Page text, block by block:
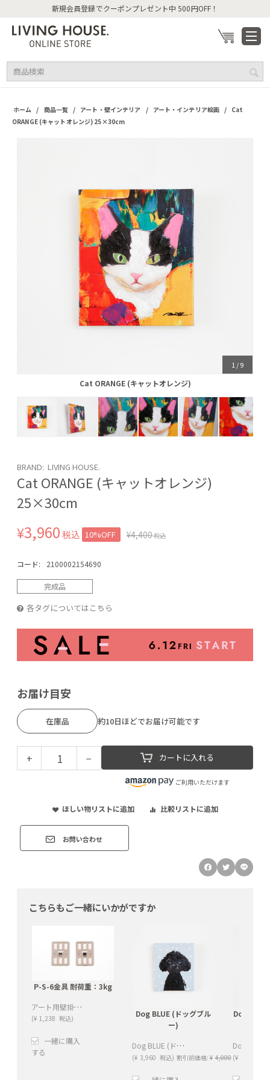
新規会員登録でクーポンプレゼント中 500円OFF！
ホーム / 商品一覧 / アート・壁インテリア / アート・インテリア絵画 / Cat
ORANGE (キャットオレンジ) 25×30cm
Cat ORANGE (キャットオレンジ)
1 /9
Cat ORANGE (キャットオレンジ)
BRAND: LIVING HOUSE.
Cat ORANGE (キャットオレンジ)
25×30cm
¥3,960税込 10%OFF ¥4,400税込
コード: 2100002154690
完成品
各タグについてはこちら
お届け目安
在庫品 約10日ほどでお届け可能です
+ − カートに入れる
ご利用いただけます
ほしい物リストに追加 比較リストに追加
お問い合わせ
こちらもご一緒にいかがですか
P-S-6金具 耐荷重：3kg
アート用壁掛けフック（２枚セット）耐荷重：3kg
(¥ 1,238 税込)
一緒に購入
する
Dog BLUE (ドッグブル
ー)
Dog BLUE (ドッグブルー) 25×30cm *
(¥ 3,960 税込) 割引前価格: ¥ 4,000
Dog
(¥